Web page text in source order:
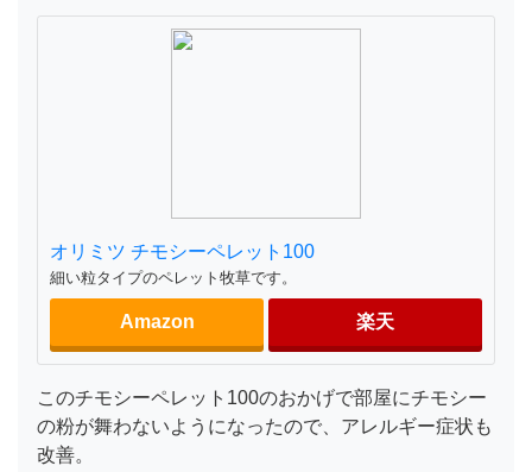
オリミツ チモシーペレット100
細い粒タイプのペレット牧草です。
Amazon 楽天
このチモシーペレット100のおかげで部屋にチモシー
の粉が舞わないようになったので、アレルギー症状も
改善。